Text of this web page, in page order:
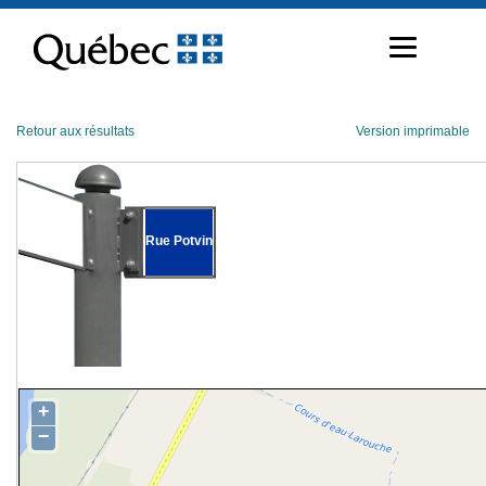
contenu
Retour aux résultats Version imprimable
Rue Potvin
+
−